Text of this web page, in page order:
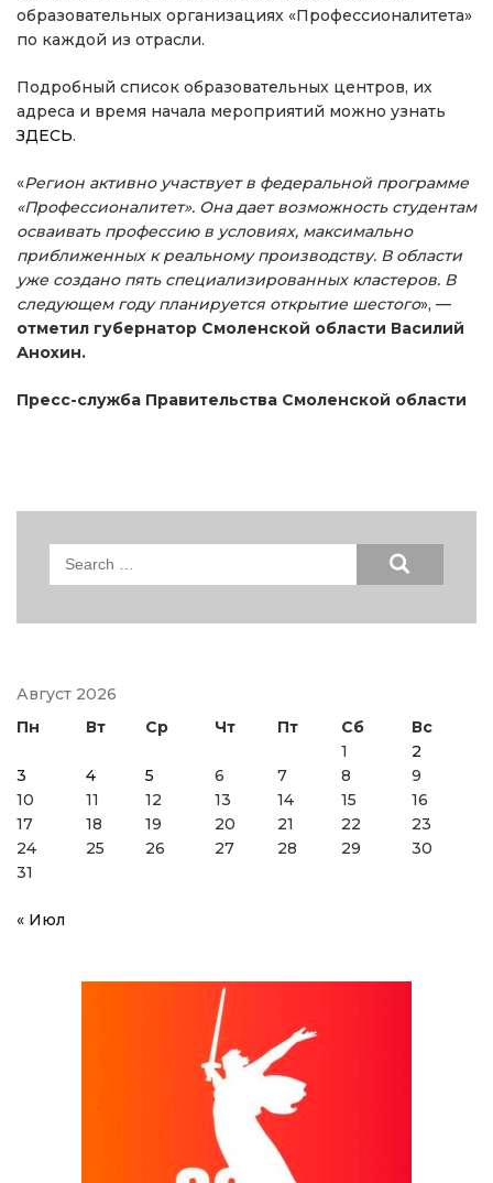
образовательных организациях «Профессионалитета»
по каждой из отрасли.
Подробный список образовательных центров, их
адреса и время начала мероприятий можно узнать
ЗДЕСЬ.
«Регион активно участвует в федеральной программе
«Профессионалитет». Она дает возможность студентам
осваивать профессию в условиях, максимально
приближенных к реальному производству. В области
уже создано пять специализированных кластеров. В
следующем году планируется открытие шестого», —
отметил губернатор Смоленской области Василий
Анохин.
Пресс-служба Правительства Смоленской области
Search
Август 2026
Пн
Вт Ср Чт Пт Сб
Вс
1
2
3
4 5 6 7 8
9
10
11 12 13 14 15
16
17
18 19 20 21 22
23
24
25 26 27 28 29
30
31
« Июл